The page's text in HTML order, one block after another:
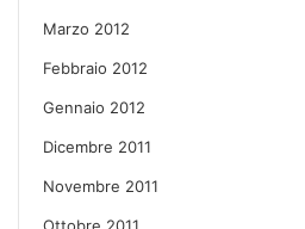
Marzo 2012
Febbraio 2012
Gennaio 2012
Dicembre 2011
Novembre 2011